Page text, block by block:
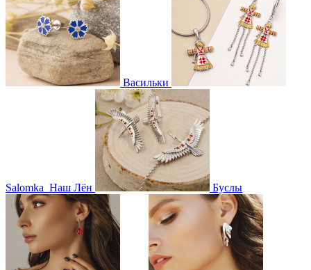
Васильки
Salomka Наш Лён Буслы